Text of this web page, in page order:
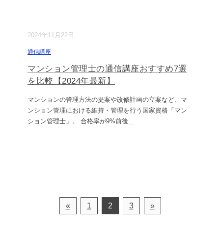
2024年11月22日
通信講座
マンション管理士の通信講座おすすめ7選
を比較【2024年最新】
マンションの管理方法の提案や改修計画の立案など、マ
ンション管理における維持・管理を行う国家資格「マン
ション管理士」。 合格率が9%前後...
« 1 2 3 »